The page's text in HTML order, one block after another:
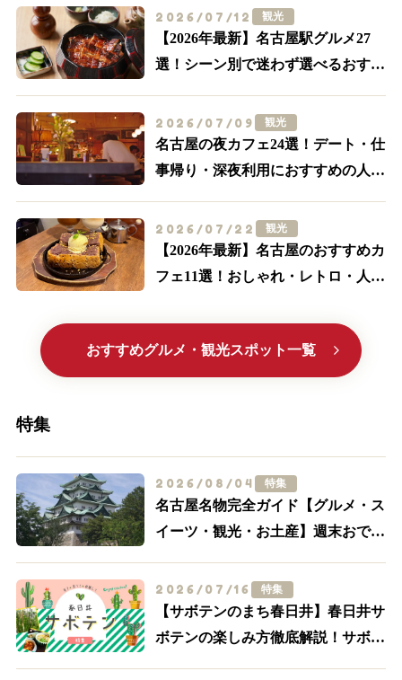
2026/07/12 観光
【2026年最新】名古屋駅グルメ27
選！シーン別で迷わず選べるおすす
2026/07/09 観光
名古屋の夜カフェ24選！デート・仕
事帰り・深夜利用におすすめの人気
2026/07/22 観光
【2026年最新】名古屋のおすすめカ
フェ11選！おしゃれ・レトロ・人気
おすすめグルメ・観光スポット一覧
特集
2026/08/04 特集
名古屋名物完全ガイド【グルメ・ス
イーツ・観光・お土産】週末おでか
2026/07/16 特集
【サボテンのまち春日井】春日井サ
ボテンの楽しみ方徹底解説！サボテ